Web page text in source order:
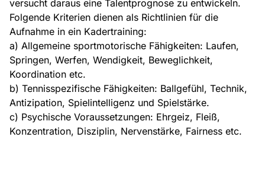
versucht daraus eine Talentprognose zu entwickeln.
Folgende Kriterien dienen als Richtlinien für die
Aufnahme in ein Kadertraining:
a) Allgemeine sportmotorische Fähigkeiten: Laufen,
Springen, Werfen, Wendigkeit, Beweglichkeit,
Koordination etc.
b) Tennisspezifische Fähigkeiten: Ballgefühl, Technik,
Antizipation, Spielintelligenz und Spielstärke.
c) Psychische Voraussetzungen: Ehrgeiz, Fleiß,
Konzentration, Disziplin, Nervenstärke, Fairness etc.